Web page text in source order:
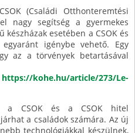
(Családi Otthonteremtési
nagy segítség a gyermekes
esetében a CSOK és
igénybe vehető. Egy
az a törvények betartásával
https://kohe.hu/article/273/Le-
a CSOK és a CSOK hitel
a családok számára. Az új
technológiákkal készülnek,